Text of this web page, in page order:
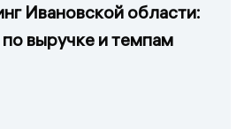
Ивановской области:
выручке и темпам